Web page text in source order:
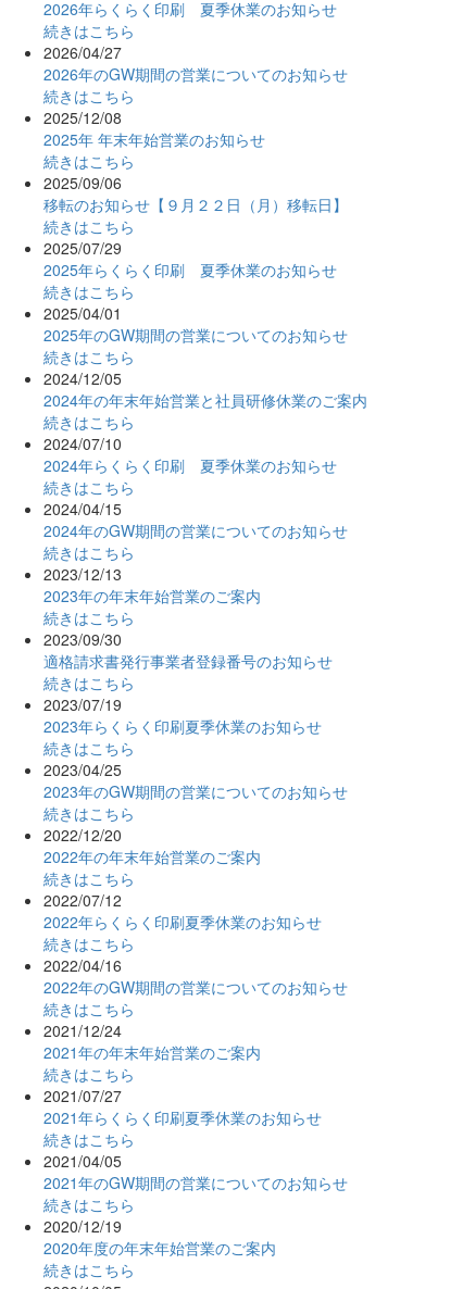
2026年らくらく印刷 夏季休業のお知らせ
続きはこちら
2026/04/27
2026年のGW期間の営業についてのお知らせ
続きはこちら
2025/12/08
2025年 年末年始営業のお知らせ
続きはこちら
2025/09/06
移転のお知らせ【９月２２日（月）移転日】
続きはこちら
2025/07/29
2025年らくらく印刷 夏季休業のお知らせ
続きはこちら
2025/04/01
2025年のGW期間の営業についてのお知らせ
続きはこちら
2024/12/05
2024年の年末年始営業と社員研修休業のご案内
続きはこちら
2024/07/10
2024年らくらく印刷 夏季休業のお知らせ
続きはこちら
2024/04/15
2024年のGW期間の営業についてのお知らせ
続きはこちら
2023/12/13
2023年の年末年始営業のご案内
続きはこちら
2023/09/30
適格請求書発行事業者登録番号のお知らせ
続きはこちら
2023/07/19
2023年らくらく印刷夏季休業のお知らせ
続きはこちら
2023/04/25
2023年のGW期間の営業についてのお知らせ
続きはこちら
2022/12/20
2022年の年末年始営業のご案内
続きはこちら
2022/07/12
2022年らくらく印刷夏季休業のお知らせ
続きはこちら
2022/04/16
2022年のGW期間の営業についてのお知らせ
続きはこちら
2021/12/24
2021年の年末年始営業のご案内
続きはこちら
2021/07/27
2021年らくらく印刷夏季休業のお知らせ
続きはこちら
2021/04/05
2021年のGW期間の営業についてのお知らせ
続きはこちら
2020/12/19
2020年度の年末年始営業のご案内
続きはこちら